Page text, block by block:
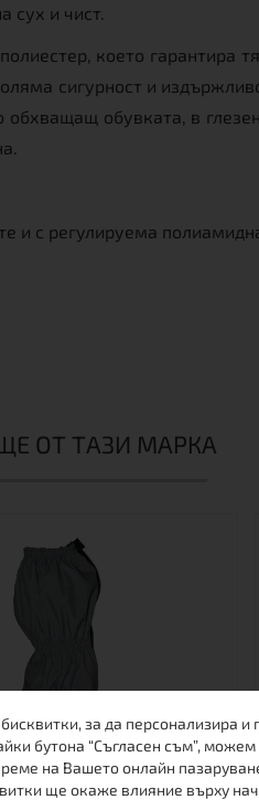
сух и чист.
което гарантира
сигурност и
обувката, в
и с регулируема
ОТ ТАЗИ МАРКА
за да персонализира
бутона “Съгласен съм”,
на Вашето онлайн
ще окаже влияние върху